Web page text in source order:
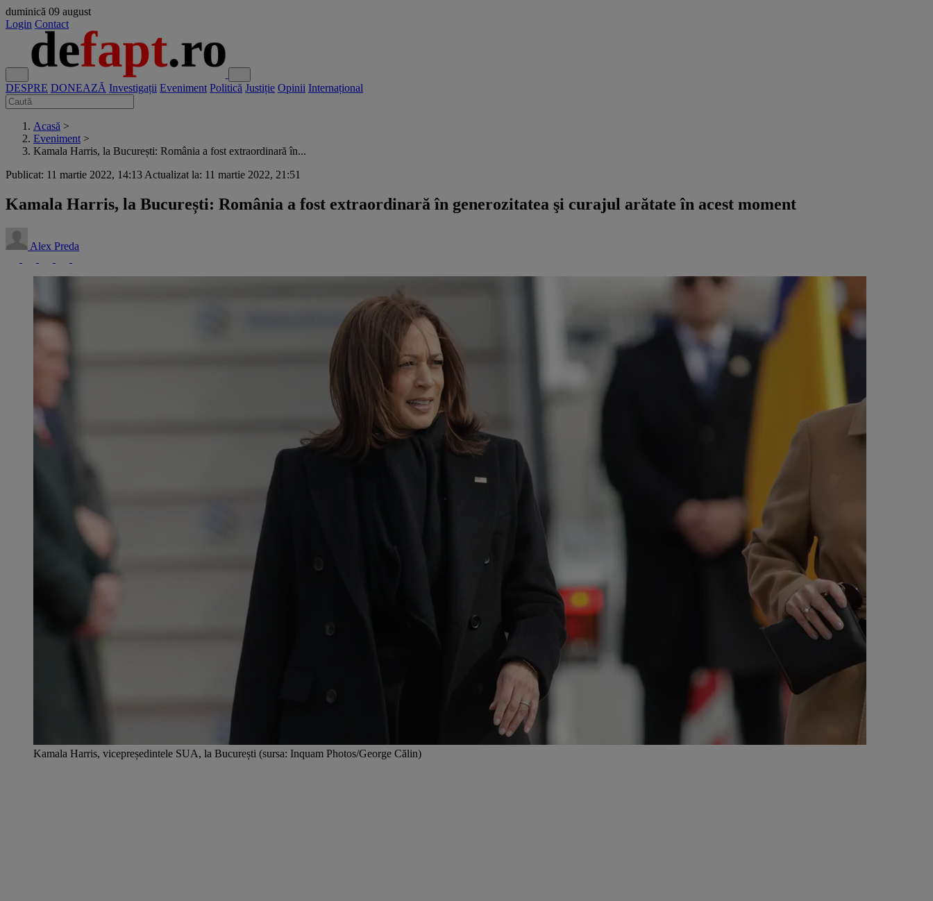
duminică 09 august
Login Contact
DESPRE DONEAZĂ Investigații Eveniment Politică Justiție Opinii Internațional
Acasă >
Eveniment >
Kamala Harris, la București: România a fost extraordinară în...
Publicat: 11 martie 2022, 14:13 Actualizat la: 11 martie 2022, 21:51
Kamala Harris, la București: România a fost extraordinară în generozitatea şi curajul arătate în acest moment
Alex Preda
Kamala Harris, vicepreședintele SUA, la București (sursa: Inquam Photos/George Călin)